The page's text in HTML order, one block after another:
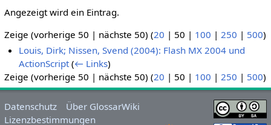
Angezeigt wird ein Eintrag.
Zeige (vorherige 50 | nächste 50) (20 | 50 | 100 | 250 | 500)
Louis, Dirk; Nissen, Svend (2004): Flash MX 2004 und
ActionScript (← Links)
Zeige (vorherige 50 | nächste 50) (20 | 50 | 100 | 250 | 500)
Datenschutz
Über GlossarWiki
Lizenzbestimmungen